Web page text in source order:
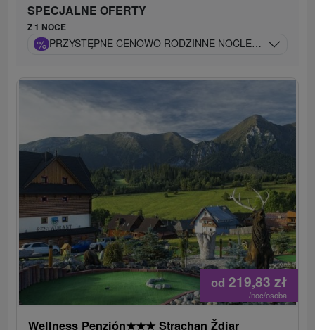
SPECJALNE OFERTY
Z 1 NOCE
% PRZYSTĘPNE CENOWO RODZINNE NOCLEGI W
od 219,83 zł
/noc/osoba
Wellness Penzión★★★ Strachan Ždiar